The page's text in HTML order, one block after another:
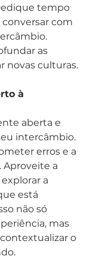
tempo
com
as
novas culturas.
à
aberta e
intercâmbio.
erros e a
Aproveite a
a
está
não só
mas
o